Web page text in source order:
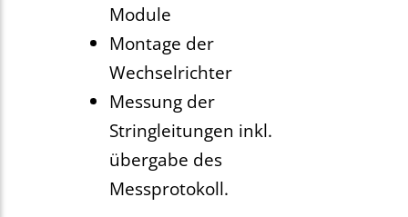
Module
Montage der
Wechselrichter
Messung der
Stringleitungen inkl.
übergabe des
Messprotokoll.